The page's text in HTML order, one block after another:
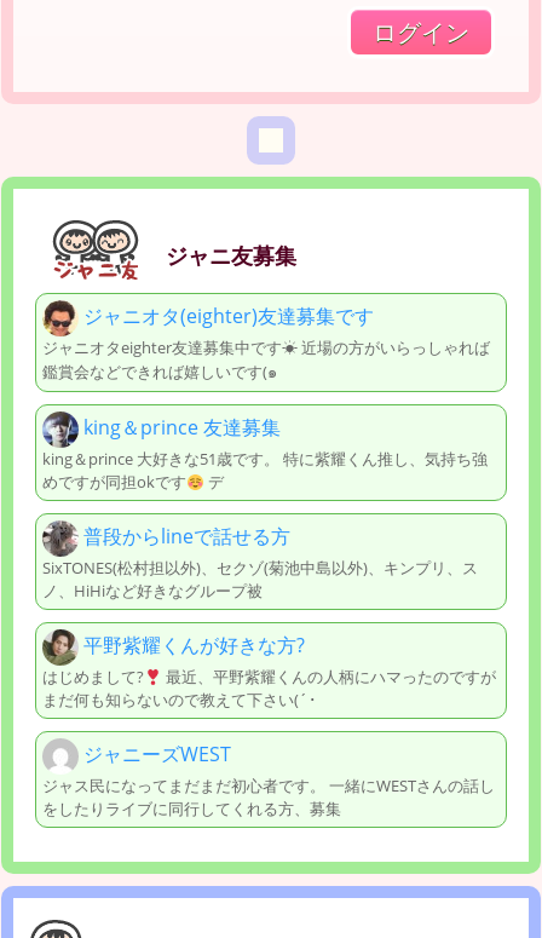
ジャニ友募集
ジャニオタ(eighter)友達募集です
ジャニオタeighter友達募集中です☀︎ 近場の方がいらっしゃれば
鑑賞会などできれば嬉しいです(๑
king＆prince 友達募集
king＆prince 大好きな51歳です。 特に紫耀くん推し、気持ち強
めですが同担okです
デ
普段からlineで話せる方
SixTONES(松村担以外)、セクゾ(菊池中島以外)、キンプリ、ス
ノ、HiHiなど好きなグループ被
平野紫耀くんが好きな方?
はじめまして?
最近、平野紫耀くんの人柄にハマったのですが
まだ何も知らないので教えて下さい(´･
ジャニーズWEST
ジャス民になってまだまだ初心者です。 一緒にWESTさんの話し
をしたりライブに同行してくれる方、募集